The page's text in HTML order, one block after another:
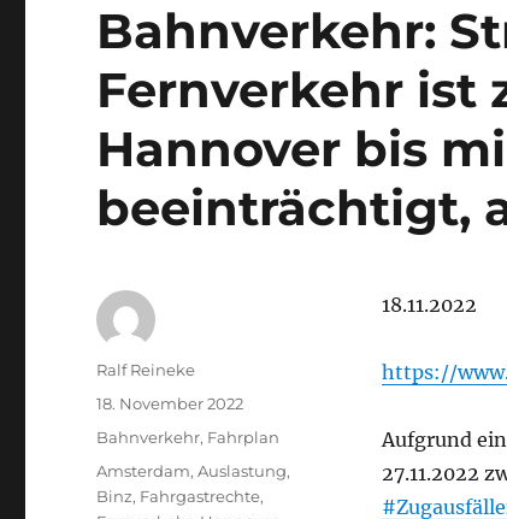
Bahnverkehr:
Fernverkehr ist
Hannover bis
beeinträchtigt,
18.11.2022
https://
Aufgrund
27.11.2022
Autor
Ralf Reineke
Veröffentlicht
am
18. November 2022
Kategorien
Bahnverkehr, Fahrplan
Schlagwörter
Amsterdam,Auslastung,
Binz, Fahrgastrechte,